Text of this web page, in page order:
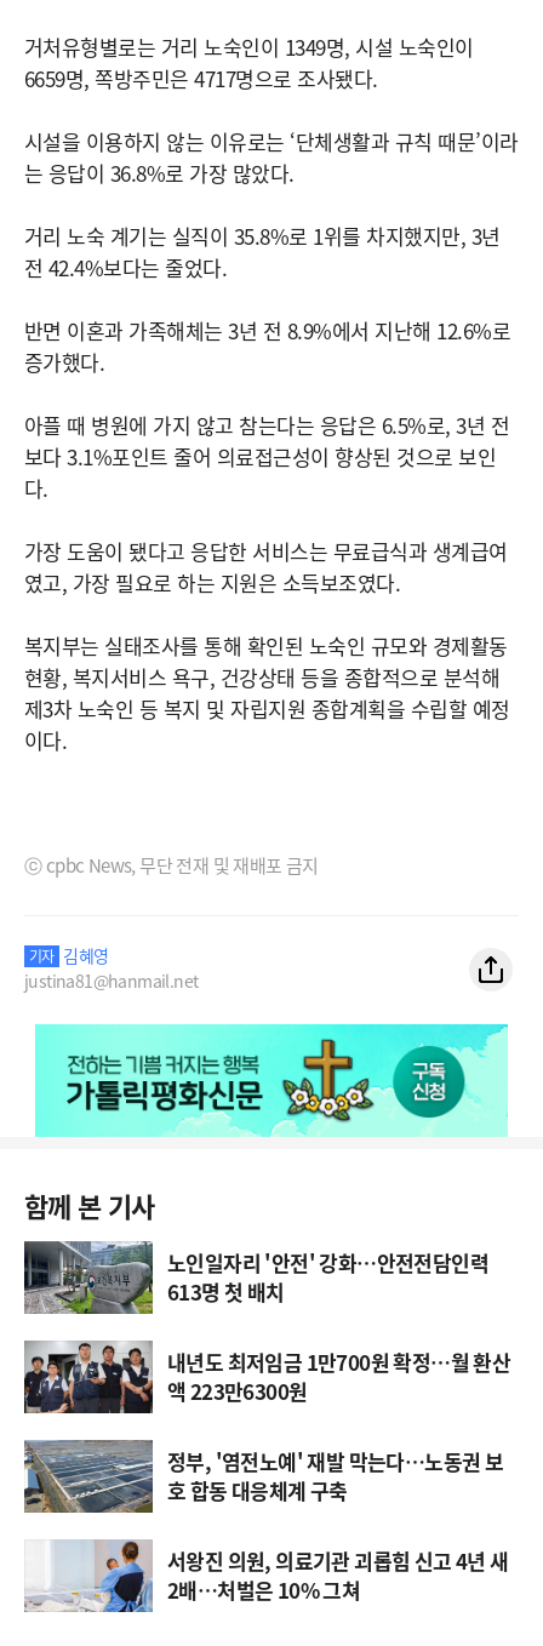
거처유형별로는 거리 노숙인이 1349명, 시설 노숙인이
6659명, 쪽방주민은 4717명으로 조사됐다.
시설을 이용하지 않는 이유로는 ‘단체생활과 규칙 때문’이라
는 응답이 36.8%로 가장 많았다.
거리 노숙 계기는 실직이 35.8%로 1위를 차지했지만, 3년
전 42.4%보다는 줄었다.
반면 이혼과 가족해체는 3년 전 8.9%에서 지난해 12.6%로
증가했다.
아플 때 병원에 가지 않고 참는다는 응답은 6.5%로, 3년 전
보다 3.1%포인트 줄어 의료접근성이 향상된 것으로 보인
다.
가장 도움이 됐다고 응답한 서비스는 무료급식과 생계급여
였고, 가장 필요로 하는 지원은 소득보조였다.
복지부는 실태조사를 통해 확인된 노숙인 규모와 경제활동
현황, 복지서비스 욕구, 건강상태 등을 종합적으로 분석해
제3차 노숙인 등 복지 및 자립지원 종합계획을 수립할 예정
이다.
ⓒ cpbc News, 무단 전재 및 재배포 금지
기자 김혜영
justina81@hanmail.net
함께 본 기사
노인일자리 '안전' 강화…안전전담인력
613명 첫 배치
내년도 최저임금 1만700원 확정…월 환산
액 223만6300원
정부, '염전노예' 재발 막는다…노동권 보
호 합동 대응체계 구축
서왕진 의원, 의료기관 괴롭힘 신고 4년 새
2배…처벌은 10% 그쳐